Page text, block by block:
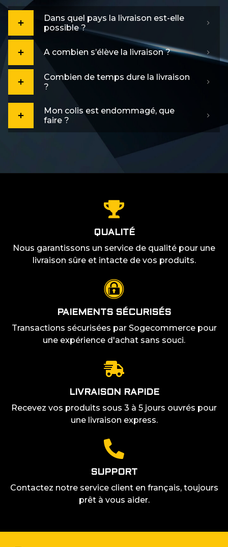
Dans quel pays la livraison est-elle
possible ?
A combien s’élève la livraison ?
Combien de temps dure la livraison
?
Mon colis est endommagé, que
faire ?
QUALITÉ
Nous garantissons un service de qualité pour une
livraison sûre et intacte de vos produits.
PAIEMENTS SÉCURISÉS
Transactions sécurisées par Sogecommerce pour
une expérience d'achat sans souci.
LIVRAISON RAPIDE
Recevez vos produits sous 3 à 5 jours ouvrés pour
une livraison express.
SUPPORT
Contactez notre service client en français, toujours
prêt à vous aider.